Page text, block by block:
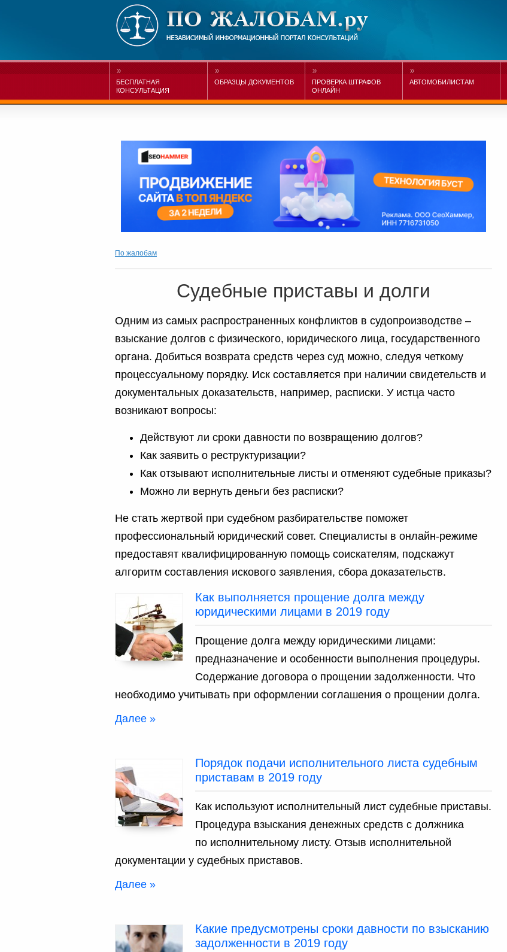
БЕСПЛАТНАЯ
КОНСУЛЬТАЦИЯ
ОБРАЗЦЫ ДОКУМЕНТОВ
ПРОВЕРКА ШТРАФОВ
ОНЛАЙН
АВТОМОБИЛИСТАМ
По жалобам
Судебные приставы и долги
Одним из самых распространенных конфликтов в судопроизводстве –
взыскание долгов с физического, юридического лица, государственного
органа. Добиться возврата средств через суд можно, следуя четкому
процессуальному порядку. Иск составляется при наличии свидетельств и
документальных доказательств, например, расписки. У истца часто
возникают вопросы:
Действуют ли сроки давности по возвращению долгов?
Как заявить о реструктуризации?
Как отзывают исполнительные листы и отменяют судебные приказы?
Можно ли вернуть деньги без расписки?
Не стать жертвой при судебном разбирательстве поможет
профессиональный юридический совет. Специалисты в онлайн-режиме
предоставят квалифицированную помощь соискателям, подскажут
алгоритм составления искового заявления, сбора доказательств.
Как выполняется прощение долга между
юридическими лицами в 2019 году
Прощение долга между юридическими лицами:
предназначение и особенности выполнения процедуры.
Содержание договора о прощении задолженности. Что
необходимо учитывать при оформлении соглашения о прощении долга.
Далее »
Порядок подачи исполнительного листа судебным
приставам в 2019 году
Как используют исполнительный лист судебные приставы.
Процедура взыскания денежных средств с должника
по исполнительному листу. Отзыв исполнительной
документации у судебных приставов.
Далее »
Какие предусмотрены сроки давности по взысканию
задолженности в 2019 году